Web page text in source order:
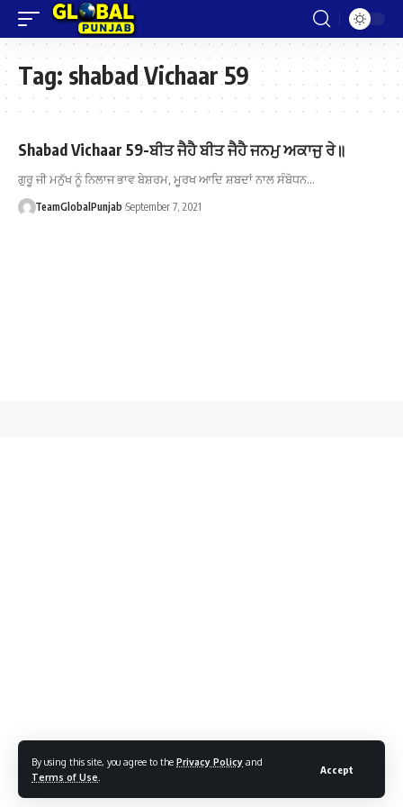
By using this site, you agree to the Privacy Policy and
Terms of Use
Accept
Tag: shabad Vichaar 59
Shabad Vichaar 59-ਬੀਤ ਜੈਹੈ ਬੀਤ ਜੈਹੈ ਜਨਮੁ ਅਕਾਜੁ ਰੇ॥
ਗੁਰੂ ਜੀ ਮਨੁੱਖ ਨੂੰ ਨਿਲਾਜ ਭਾਵ ਬੇਸ਼ਰਮ, ਮੂਰਖ ਆਦਿ ਸ਼ਬਦਾਂ ਨਾਲ ਸੰਬੋਧਨ…
TeamGlobalPunjab September 7, 2021